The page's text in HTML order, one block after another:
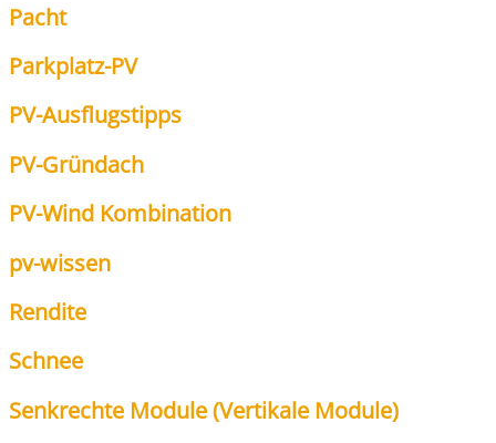
Pacht
Park­platz-PV
PV-Aus­flugs­tipps
PV-Gründach
PV-Wind Kom­bi­na­ti­on
pv-wis­sen
Ren­di­te
Schnee
Senk­rech­te Modu­le (Ver­ti­ka­le Modu­le)